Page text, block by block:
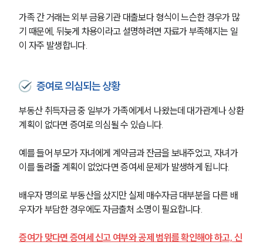
가족 간 거래는 외부 금융기관 대출보다 형식이 느슨한 경우가 많
기 때문에, 뒤늦게 차용이라고 설명하려면 자료가 부족해지는 일
이 자주 발생합니다.
증여로 의심되는 상황
부동산 취득자금 중 일부가 가족에게서 나왔는데 대가관계나 상환
계획이 없다면 증여로 의심될 수 있습니다.
예를 들어 부모가 자녀에게 계약금과 잔금을 보내주었고, 자녀가
이를 돌려줄 계획이 없었다면 증여세 문제가 발생하게 됩니다.
배우자 명의로 부동산을 샀지만 실제 매수자금 대부분을 다른 배
우자가 부담한 경우에도 자금출처 소명이 필요합니다.
증여가 맞다면 증여세 신고 여부와 공제 범위를 확인해야 하고, 신